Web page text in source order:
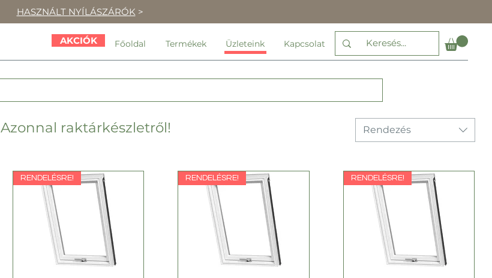
HASZNÁLT NYÍLÁSZÁRÓK>
AKCIÓK Főoldal Termékek Üzleteink Kapcsolat
Rendezés
RENDELÉSRE! RENDELÉSRE! RENDELÉSRE!
Azonnal raktárkészletről!